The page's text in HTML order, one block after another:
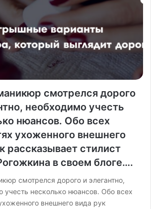
смотрелся дорого
необходимо учесть
нюансов. Обо всех
ухоженного внешнего
рассказывает стилист
в своем блоге….
смотрелся дорого и элегантно,
учесть несколько нюансов. Обо всех
внешнего вида рук